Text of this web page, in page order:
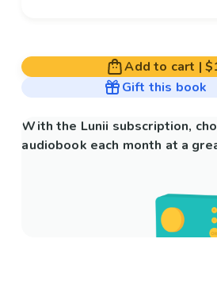
Add to cart |
Gift this book
With the Lunii subscription,
audiobook each month at a